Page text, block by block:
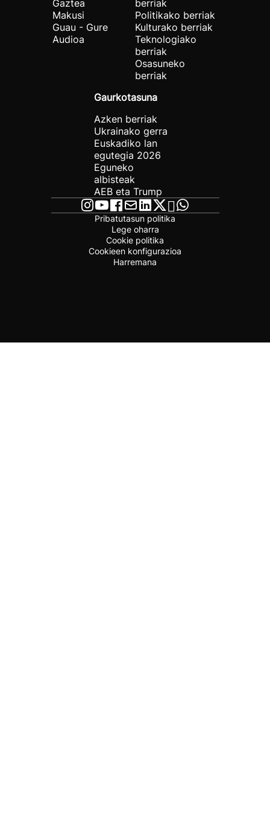
Gaztea
Makusi
Guau - Gure
Audioa
berriak
Politikako berriak
Kulturako berriak
Teknologiako
berriak
Osasuneko
berriak
Gaurkotasuna
Azken berriak
Ukrainako gerra
Euskadiko lan
egutegia 2026
Eguneko
albisteak
AEB eta Trump
Pribatutasun politika
Lege oharra
Cookie politika
Cookieen konfigurazioa
Harremana